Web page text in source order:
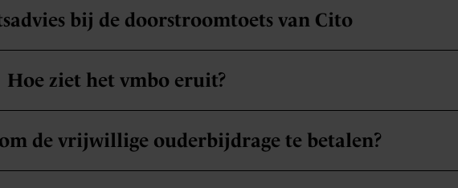
bij de doorstroomtoets van Cito
Hoe ziet het vmbo eruit?
de vrijwillige ouderbijdrage te betalen?